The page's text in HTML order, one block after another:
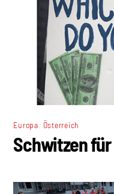
Europa Österreich
Schwitzen